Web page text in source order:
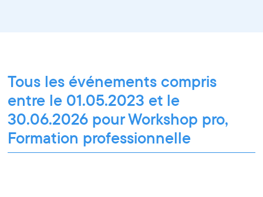
Tous les événements compris
entre le 01.05.2023 et le
30.06.2026 pour Workshop pro,
Formation professionnelle